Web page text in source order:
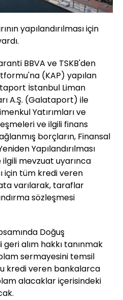
yapılandırılması için
BBVA ve TSKB'den
(KAP) yapılan
İstanbul Liman
A.Ş. (Galataport) ile
Yatırımları ve
ve ilgili finans
borçların, Finansal
Yapılandırılması
mevzuat uyarınca
için tüm kredi veren
varılarak, taraflar
sözleşmesi
Doğuş
alım hakkı tanınmak
sermayesini temsil
kredi veren bankalarca
alacaklar içerisindeki